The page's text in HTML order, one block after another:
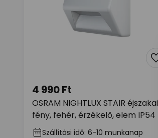
OSRAM NIGHTLUX STAIR éjszakai
fény, fehér, érzékelő, elem IP54
4 990 Ft
Szállítási idő: 6-10 munkanap